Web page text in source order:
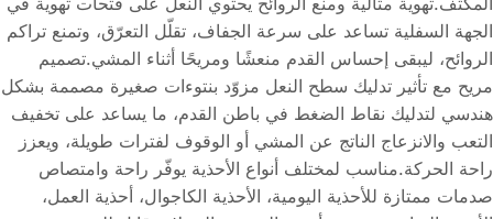
الجهة السفلية تساعد على سرعة الجفاف، تقلّل التعرّق، وتمنع تراكم
الروائح، ليبقى إحساس القدم منعشًا ومريحًا أثناء المشي.تصميم
مريح مع تأثير تدليك سطح النعل مزوّد بنتوءات صغيرة مصممة بشكل
هندسي لتدليك نقاط الضغط في باطن القدم، ما يساعد على تخفيف
التعب والانزعاج الناتج عن المشي أو الوقوف لفترات طويلة، ويعزز
راحة الحركة.مناسب لمختلف أنواع الأحذية يوفّر راحة وامتصاص
صدمات ممتازة للأحذية اليومية، الأحذية الكاجوال، أحذية العمل،